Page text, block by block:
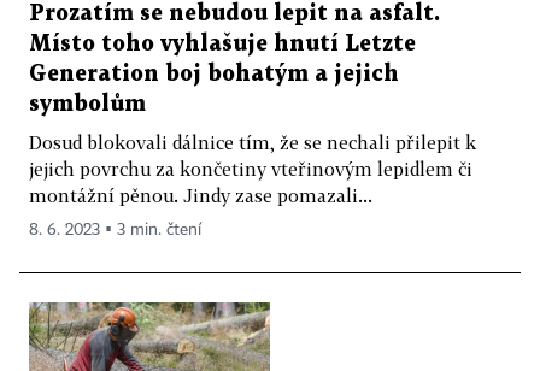
Prozatím se nebudou lepit na asfalt.
Místo toho vyhlašuje hnutí Letzte
Generation boj bohatým a jejich
symbolům
Dosud blokovali dálnice tím, že se nechali přilepit k
jejich povrchu za končetiny vteřinovým lepidlem či
montážní pěnou. Jindy zase pomazali...
8. 6. 2023 ▪ 3 min. čtení